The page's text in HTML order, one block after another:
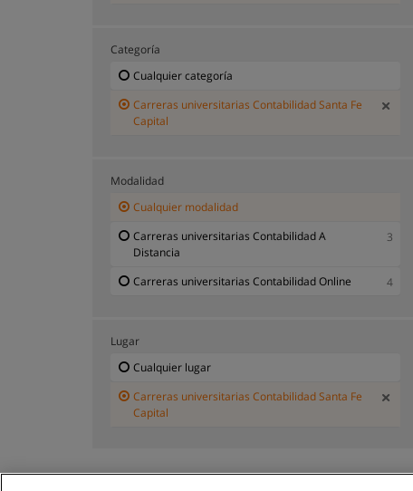
Categoría
Cualquier categoría
Carreras universitarias Contabilidad Santa Fe
Capital
Modalidad
Cualquier modalidad
Carreras universitarias Contabilidad A
Distancia
3
Carreras universitarias Contabilidad Online 4
Lugar
Cualquier lugar
Carreras universitarias Contabilidad Santa Fe
Capital